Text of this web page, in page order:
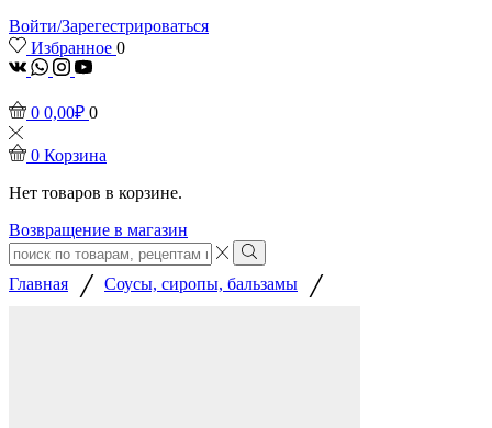
Войти/Зарегестрироваться
Избранное 0
vk Whatsapp
Instagram
Youtube
0 0,00₽ 0
0 Корзина
Нет товаров в корзине.
Возвращение в магазин
Search
input
Search
Главная / Соусы, сиропы, бальзамы /